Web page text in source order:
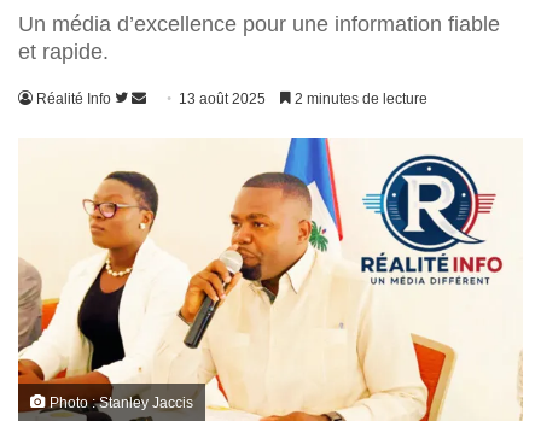
Un média d’excellence pour une information fiable
et rapide.
Réalité Info
Suivre
Envoyer13 août 2025 2 minutes de lecture
Photo : Stanley Jaccis